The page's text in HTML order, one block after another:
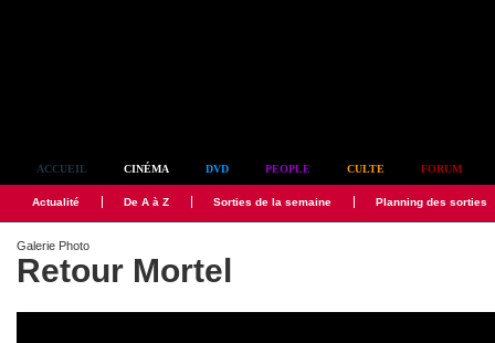
ACCUEIL CINÉMA DVD PEOPLE CULTE FORUM
Actualité De A à Z Sorties de la semaine Planning des sorties
Galerie Photo
Retour Mortel